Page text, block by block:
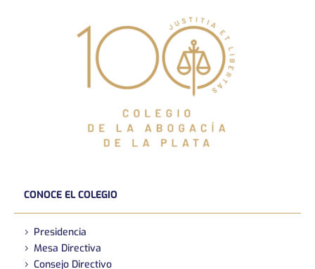
CONOCE EL COLEGIO
Presidencia
Mesa Directiva
Consejo Directivo